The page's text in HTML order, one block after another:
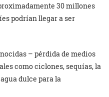
30 millones
podrían llegar a ser
– pérdida de medios
como ciclones, sequías, la
dulce para la